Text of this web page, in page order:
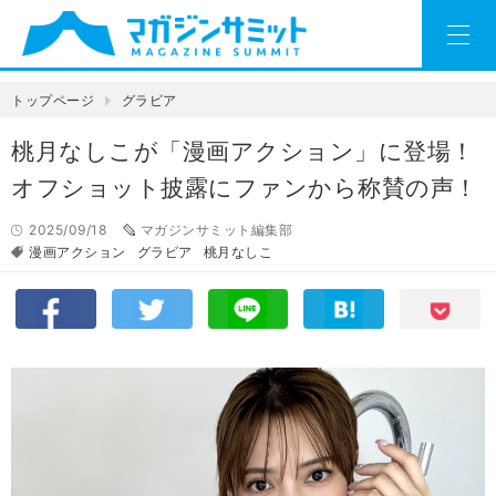
トップページ グラビア
桃月なしこが「漫画アクション」に登場！
オフショット披露にファンから称賛の声！
2025/09/18
マガジンサミット編集部
漫画アクション
グラビア 桃月なしこ